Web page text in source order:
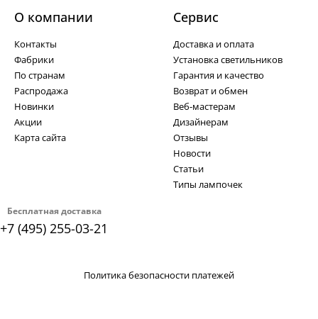
Бесплатная доставка
+7 (495) 255-03-21
О компании
Контакты
Фабрики
По странам
Распродажа
Новинки
Акции
Карта сайта
Cервис
Доставка и оплата
Установка светильников
Гарантия и качество
Возврат и обмен
Веб-мастерам
Дизайнерам
Отзывы
Новости
Статьи
Типы лампочек
Политика безопасности платежей